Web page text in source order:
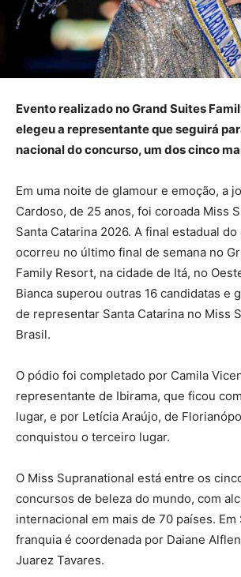
Evento realizado no Grand Suites
elegeu a representante que seguirá
nacional do concurso, um dos cinco
Em uma noite de glamour e emoção, a
Cardoso, de 25 anos, foi coroada Miss
Santa Catarina 2026. A final estadual
ocorreu no último final de semana no
Family Resort, na cidade de Itá, no
Bianca superou outras 16 candidatas e
de representar Santa Catarina no Miss
Brasil.
O pódio foi completado por Camila
representante de Ibirama, que ficou
lugar, e por Letícia Araújo, de
conquistou o terceiro lugar.
O Miss Supranational está entre os
concursos de beleza do mundo, com
internacional em mais de 70 países. Em
franquia é coordenada por Daiane
Juarez Tavares.